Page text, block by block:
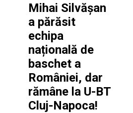
Mihai Silvășan
a părăsit
echipa
națională de
baschet a
României, dar
rămâne la U-BT
Cluj-Napoca!